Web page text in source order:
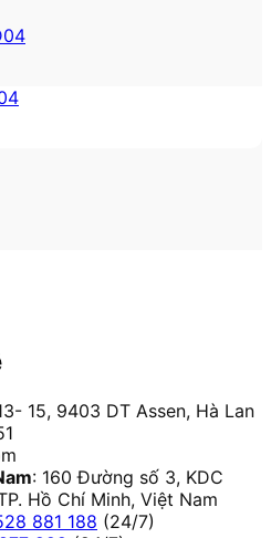
15, 9403 DT Assen, Hà Lan
: 160 Đường số 3, KDC
Hồ Chí Minh, Việt Nam
881 188 (24/7)